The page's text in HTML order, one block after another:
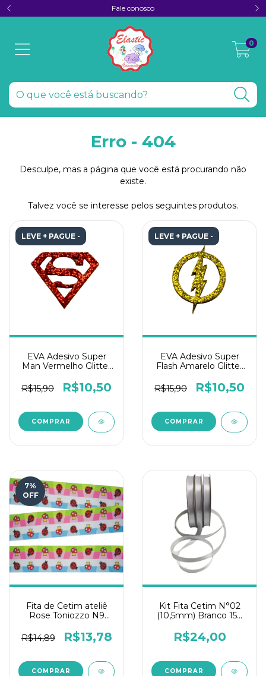
Fale conosco
0
Erro - 404
Desculpe, mas a página que você está procurando não
existe.
Talvez você se interesse pelos seguintes produtos.
LEVE + PAGUE -
EVA Adesivo Super
Man Vermelho Glitter
pet - 1PCT/50und
R$15,90 R$10,50
LEVE + PAGUE -
EVA Adesivo Super
Flash Amarelo Glitter
pet - 1PCT/50und
R$15,90 R$10,50
7%
OFF
Fita de Cetim ateliê
Rose Toniozzo N9
encantado 2
R$14,89 R$13,78
Kit Fita Cetim N°02
(10,5mm) Branco 150
R$24,00